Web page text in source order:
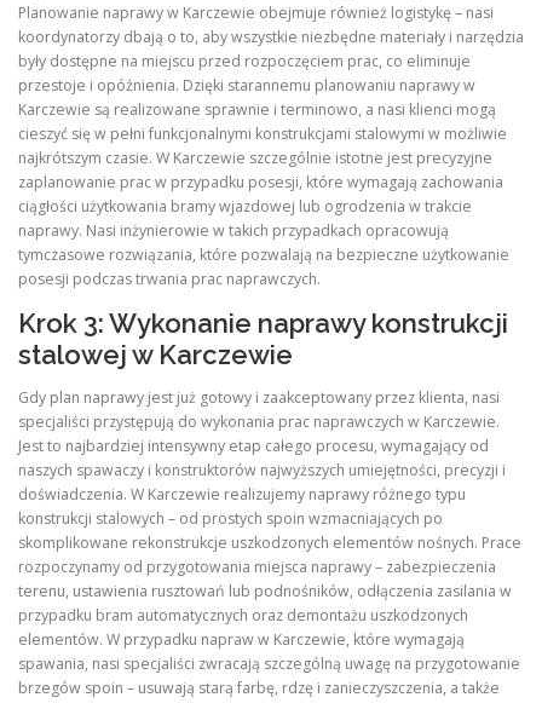
Planowanie naprawy w Karczewie obejmuje również logistykę – nasi
koordynatorzy dbają o to, aby wszystkie niezbędne materiały i narzędzia
były dostępne na miejscu przed rozpoczęciem prac, co eliminuje
przestoje i opóźnienia. Dzięki starannemu planowaniu naprawy w
Karczewie są realizowane sprawnie i terminowo, a nasi klienci mogą
cieszyć się w pełni funkcjonalnymi konstrukcjami stalowymi w możliwie
najkrótszym czasie. W Karczewie szczególnie istotne jest precyzyjne
zaplanowanie prac w przypadku posesji, które wymagają zachowania
ciągłości użytkowania bramy wjazdowej lub ogrodzenia w trakcie
naprawy. Nasi inżynierowie w takich przypadkach opracowują
tymczasowe rozwiązania, które pozwalają na bezpieczne użytkowanie
posesji podczas trwania prac naprawczych.
Krok 3: Wykonanie naprawy konstrukcji
stalowej w Karczewie
Gdy plan naprawy jest już gotowy i zaakceptowany przez klienta, nasi
specjaliści przystępują do wykonania prac naprawczych w Karczewie.
Jest to najbardziej intensywny etap całego procesu, wymagający od
naszych spawaczy i konstruktorów najwyższych umiejętności, precyzji i
doświadczenia. W Karczewie realizujemy naprawy różnego typu
konstrukcji stalowych – od prostych spoin wzmacniających po
skomplikowane rekonstrukcje uszkodzonych elementów nośnych. Prace
rozpoczynamy od przygotowania miejsca naprawy – zabezpieczenia
terenu, ustawienia rusztowań lub podnośników, odłączenia zasilania w
przypadku bram automatycznych oraz demontażu uszkodzonych
elementów. W przypadku napraw w Karczewie, które wymagają
spawania, nasi specjaliści zwracają szczególną uwagę na przygotowanie
brzegów spoin – usuwają starą farbę, rdzę i zanieczyszczenia, a także